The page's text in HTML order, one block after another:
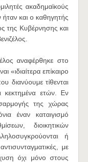
ακαδημαϊκούς
και ο καθηγητής
της Κυβέρνησης και
αναφέρθηκε στο
«ιδιαίτερα επίκαιρο
διανύουμε τίθενται
κεκτημένα ετών. Εν
της χώρας
έναν καταιγισμό
διοικητικών
ή
με
όχι μόνο στους